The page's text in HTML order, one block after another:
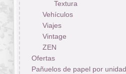
Textura
Vehículos
Viajes
Vintage
ZEN
Ofertas
Pañuelos de papel por unidad